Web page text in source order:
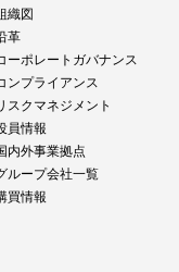
織図
革
ーポレートガバナンス
ンプライアンス
スクマネジメント
員情報
内外事業拠点
ループ会社一覧
買情報